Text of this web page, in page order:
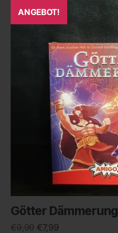
ANGEBOT!
Götter Dämmerung
€9,99 €7,99